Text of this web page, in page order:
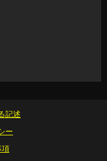
記述
ー
項